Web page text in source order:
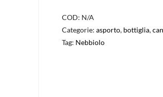
COD: N/A
Categorie:asporto, bottiglia,
Tag: Nebbiolo